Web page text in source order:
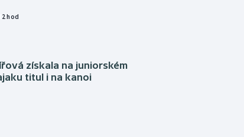
hod
získala na juniorském
titul i na kanoi